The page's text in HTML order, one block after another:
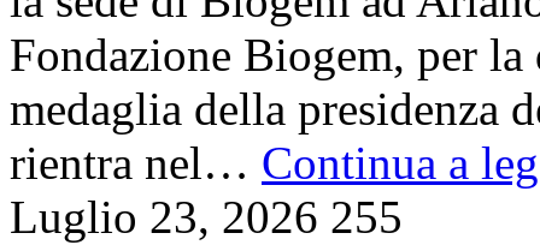
Fondazione Biogem, per
medaglia della presidenza
rientra nel… Continua a
Luglio 23, 2026 255